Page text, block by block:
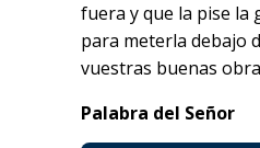
fuera y que la pise la
para meterla debajo
vuestras buenas
Palabra del Señor